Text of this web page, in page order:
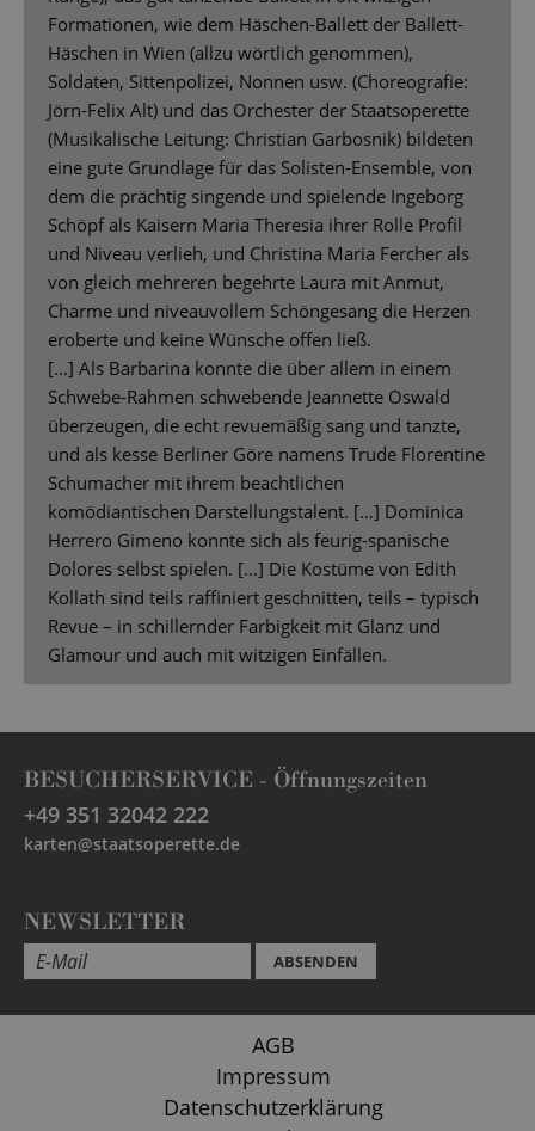
Formationen, wie dem Häschen-Ballett der Ballett-
Häschen in Wien (allzu wörtlich genommen),
Soldaten, Sittenpolizei, Nonnen usw. (Choreografie:
Jörn-Felix Alt) und das Orchester der Staatsoperette
(Musikalische Leitung: Christian Garbosnik) bildeten
eine gute Grundlage für das Solisten-Ensemble, von
dem die prächtig singende und spielende Ingeborg
Schöpf als Kaisern Maria Theresia ihrer Rolle Profil
und Niveau verlieh, und Christina Maria Fercher als
von gleich mehreren begehrte Laura mit Anmut,
Charme und niveauvollem Schöngesang die Herzen
eroberte und keine Wünsche offen ließ.
[...] Als Barbarina konnte die über allem in einem
Schwebe-Rahmen schwebende Jeannette Oswald
überzeugen, die echt revuemäßig sang und tanzte,
und als kesse Berliner Göre namens Trude Florentine
Schumacher mit ihrem beachtlichen
komödiantischen Darstellungstalent. […] Dominica
Herrero Gimeno konnte sich als feurig-spanische
Dolores selbst spielen. […] Die Kostüme von Edith
Kollath sind teils raffiniert geschnitten, teils – typisch
Revue – in schillernder Farbigkeit mit Glanz und
Glamour und auch mit witzigen Einfällen.
BESUCHERSERVICE - Öffnungszeiten
+49 351 32042 222
karten@staatsoperette.de
NEWSLETTER
ABSENDEN
AGB
Impressum
Datenschutzerklärung